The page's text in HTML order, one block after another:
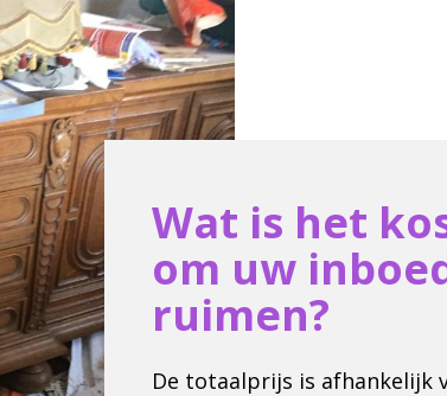
Wat is het
om uw
ruimen?
De totaalprijs is afhankelijk